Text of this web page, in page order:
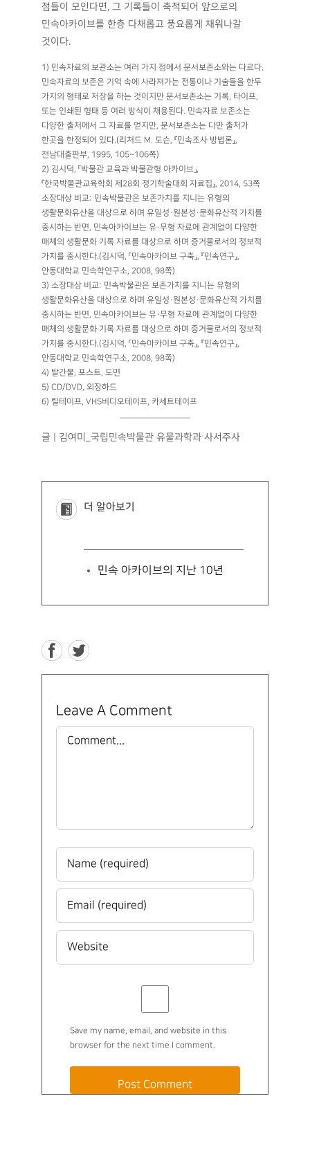
점들이 모인다면, 그 기록들이 축적되어 앞으로의
민속아카이브를 한층 다채롭고 풍요롭게 채워나갈
것이다.
1) 민속자료의 보관소는 여러 가지 점에서 문서보존소와는 다르다.
민속자료의 보존은 기억 속에 사라져가는 전통이나 기술들을 한두
가지의 형태로 저장을 하는 것이지만 문서보존소는 기록, 타이프,
또는 인쇄된 형태 등 여러 방식이 채용된다. 민속자료 보존소는
다양한 출처에서 그 자료를 얻지만, 문서보존소는 다만 출처가
한곳을 한정되어 있다.(리처드 M. 도슨, 『민속조사 방법론』,
전남대출판부, 1995, 105~106쪽)
2) 김시덕, 「박물관 교육과 박물관형 아카이브」,
『한국박물관교육학회 제28회 정기학술대회 자료집』, 2014, 53쪽
소장대상 비교: 민속박물관은 보존가치를 지니는 유형의
생활문화유산을 대상으로 하며 유일성·원본성·문화유산적 가치를
중시하는 반면, 민속아카이브는 유·무형 자료에 관계없이 다양한
매체의 생활문화 기록 자료를 대상으로 하며 증거물로서의 정보적
가치를 중시한다.(김시덕, 「민속아카이브 구축」, 『민속연구』,
안동대학교 민속학연구소, 2008, 98쪽)
3) 소장대상 비교: 민속박물관은 보존가치를 지니는 유형의
생활문화유산을 대상으로 하며 유일성·원본성·문화유산적 가치를
중시하는 반면, 민속아카이브는 유·무형 자료에 관계없이 다양한
매체의 생활문화 기록 자료를 대상으로 하며 증거물로서의 정보적
가치를 중시한다.(김시덕, 「민속아카이브 구축」, 『민속연구』,
안동대학교 민속학연구소, 2008, 98쪽)
4) 발간물, 포스트, 도면
5) CD/DVD, 외장하드
6) 릴테이프, VHS비디오테이프, 카세트테이프
글 | 김여미_국립민속박물관 유물과학과 사서주사
더 알아보기
민속 아카이브의 지난 10년
Leave A Comment
Comment
Save my name, email, and website in this
browser for the next time I comment.